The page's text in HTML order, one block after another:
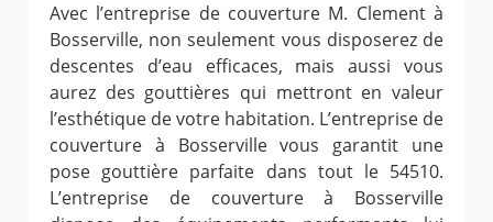
Avec l’entreprise de couverture M. Clement à
Bosserville, non seulement vous disposerez de
descentes d’eau efficaces, mais aussi vous
aurez des gouttières qui mettront en valeur
l’esthétique de votre habitation. L’entreprise de
couverture à Bosserville vous garantit une
pose gouttière parfaite dans tout le 54510.
L’entreprise de couverture à Bosserville